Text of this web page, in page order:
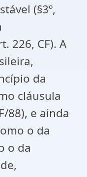
(§3º,
226, CF). A
da
cláusula
88), e ainda
o da
o da